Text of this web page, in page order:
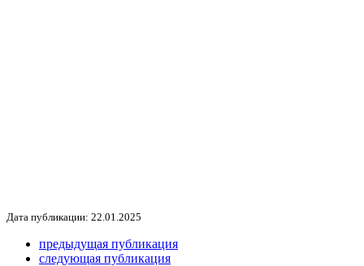
Дата публикации: 22.01.2025
предыдущая публикация
следующая публикация